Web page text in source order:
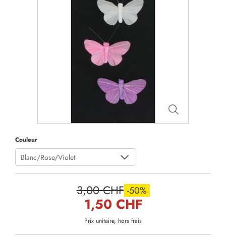
Couleur
Blanc/Rose/Violet
3,00 CHF -50%
1,50 CHF
Prix unitaire, hors frais